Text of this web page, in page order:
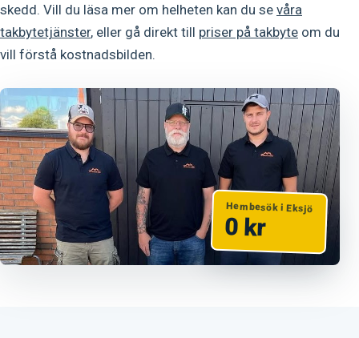
skedd. Vill du läsa mer om helheten kan du se våra
takbytetjänster, eller gå direkt till priser på takbyte om du
vill förstå kostnadsbilden.
Hembesök i Eksjö
0 kr